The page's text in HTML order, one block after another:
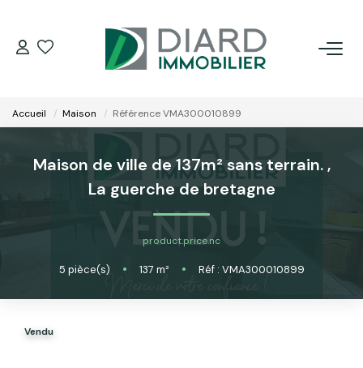
LOUER
VENDRE / ESTIMER
FAIRE GÉRER SON BIEN
EXTRANET
Accueil Maison Référence VMA300010899
Maison de ville de 137m² sans terrain.,
La guerche de bretagne
product.price.nc
5 pièce(s) • 137 m² • Réf : VMA300010899
Vendu